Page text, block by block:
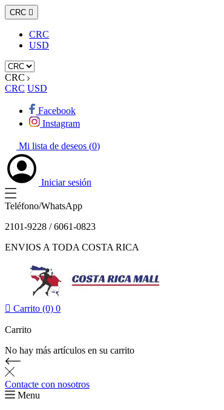
CRC 
CRC
USD
CRC
CRC USD
Facebook
Instagram
Mi lista de deseos (0)
Iniciar sesión
Teléfono/WhatsApp
2101-9228 / 6061-0823
ENVIOS A TODA COSTA RICA
 Carrito (0) 0
Carrito
No hay más artículos en su carrito
Contacte con nosotros
Menu